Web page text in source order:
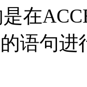
在
语句